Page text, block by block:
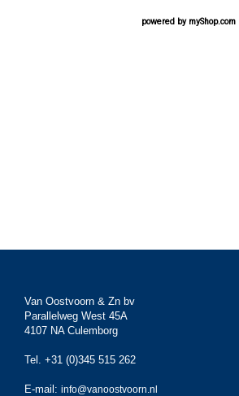
powered by myShop.com
Van Oostvoorn & Zn bv
Parallelweg West 45A
4107 NA Culemborg
Tel. +31 (0)345 515 262
E-mail: info@vanoostvoorn.nl